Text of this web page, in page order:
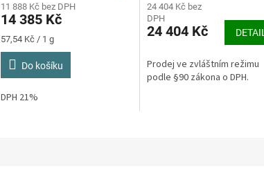
produktu
je
3,0
hvězdiček.
11 888 Kč bez DPH
14 385 Kč
Měrná
cena:
57,54 Kč / 1 g
Do košíku
DPH 21%
produktu
je
5,0
5
hvězdiček.
24 404 Kč bez
DPH
24 404 Kč DETAIL
Prodej ve zvláštním režimu
podle §90 zákona o DPH.